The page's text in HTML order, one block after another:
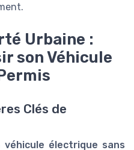
Urbaine :
son Véhicule
Clés de
véhicule électrique sans